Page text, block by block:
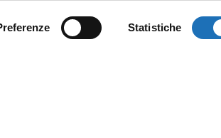
Statistiche